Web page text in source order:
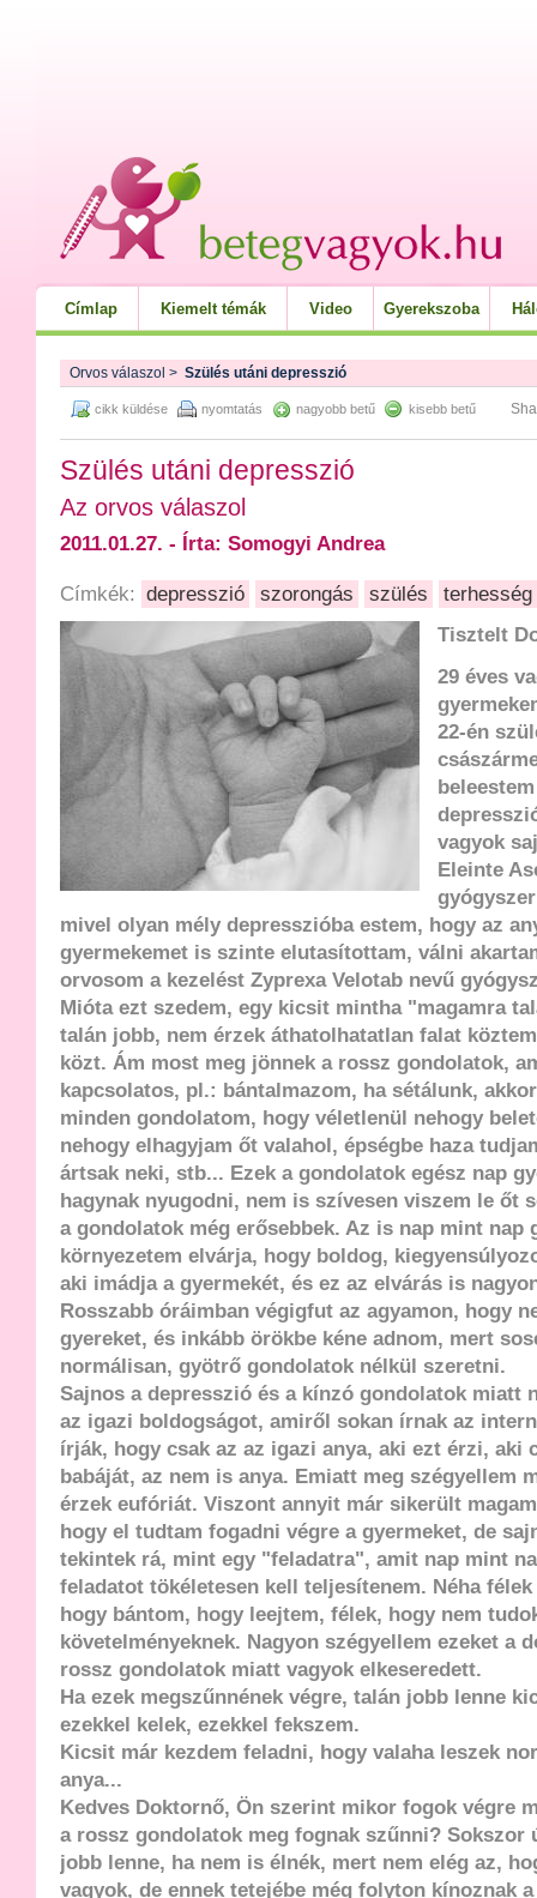
Címlap Kiemelt témák Video Gyerekszoba
Orvos válaszol > Szülés utáni depresszió
cikk küldése nyomtatás nagyobb betű kisebb betű
Szülés utáni depresszió
Az orvos válaszol
2011.01.27. - Írta: Somogyi Andrea
Címkék: depresszió szorongás szülés
terhesség
Tisztelt
29 éves
22-én
vagyok
Eleinte
mivel olyan mély depresszióba estem, hogy az
gyermekemet is szinte elutasítottam, válni
orvosom a kezelést Zyprexa Velotab nevű
Mióta ezt szedem, egy kicsit mintha "magamra
talán jobb, nem érzek áthatolhatatlan falat
közt. Ám most meg jönnek a rossz gondolatok,
kapcsolatos, pl.: bántalmazom, ha sétálunk,
minden gondolatom, hogy véletlenül nehogy
nehogy elhagyjam őt valahol, épségbe haza
ártsak neki, stb... Ezek a gondolatok egész nap
hagynak nyugodni, nem is szívesen viszem le őt
a gondolatok még erősebbek. Az is nap mint nap
környezetem elvárja, hogy boldog,
aki imádja a gyermekét, és ez az elvárás is
Rosszabb óráimban végigfut az agyamon, hogy
gyereket, és inkább örökbe kéne adnom, mert
normálisan, gyötrő gondolatok nélkül szeretni.
Sajnos a depresszió és a kínzó gondolatok miatt
az igazi boldogságot, amiről sokan írnak az
írják, hogy csak az az igazi anya, aki ezt érzi, aki
babáját, az nem is anya. Emiatt meg szégyellem
érzek eufóriát. Viszont annyit már sikerült
hogy el tudtam fogadni végre a gyermeket, de
tekintek rá, mint egy "feladatra", amit nap mint
feladatot tökéletesen kell teljesítenem. Néha
hogy bántom, hogy leejtem, félek, hogy nem
követelményeknek. Nagyon szégyellem ezeket a
rossz gondolatok miatt vagyok elkeseredett.
Ha ezek megszűnnének végre, talán jobb lenne
ezekkel kelek, ezekkel fekszem.
Kicsit már kezdem feladni, hogy valaha leszek
anya...
Kedves Doktornő, Ön szerint mikor fogok végre
a rossz gondolatok meg fognak szűnni? Sokszor
jobb lenne, ha nem is élnék, mert nem elég az,
vagyok, de ennek tetejébe még folyton kínoznak